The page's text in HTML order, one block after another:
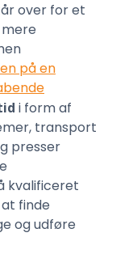
over for et
på en
i form af
transport
presser
kvalificeret
finde
og udføre